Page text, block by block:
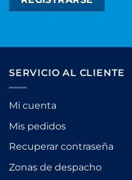
SERVICIO AL CLIENTE
Mi cuenta
Mis pedidos
Recuperar contraseña
Zonas de despacho